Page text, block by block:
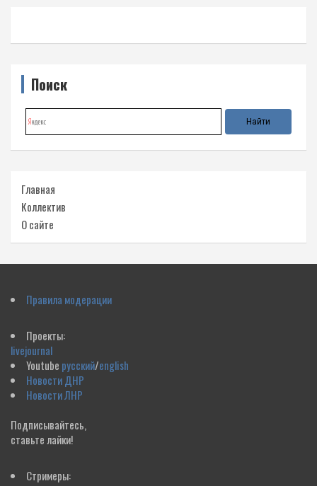
Поиск
Главная
Коллектив
О сайте
Правила модерации
Проекты:
livejournal
Youtube русский/english
Новости ДНР
Новости ЛНР
Подписывайтесь,
ставьте лайки!
Стримеры: